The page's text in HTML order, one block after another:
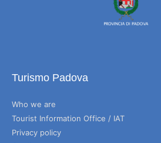
Turismo Padova
Who we are
Tourist Information Office / IAT
Privacy policy